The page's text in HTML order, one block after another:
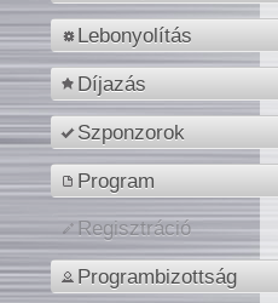
Lebonyolítás
Díjazás
Szponzorok
Program
Regisztráció
Programbizottság